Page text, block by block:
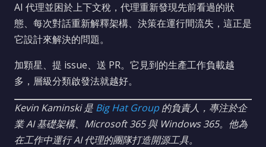
AI 代理並困於上下文稅，代理重新發現先前看過的狀
態、每次對話重新解釋架構、決策在運行間流失，這正是
它設計來解決的問題。
加顆星、提 issue、送 PR。它見到的生產工作負載越
多，層級分類啟發法就越好。
Kevin Kaminski 是 Big Hat Group的負責人，專注於企
業 AI 基礎架構、Microsoft 365 與 Windows 365。他為
在工作中運行 AI 代理的團隊打造開源工具。